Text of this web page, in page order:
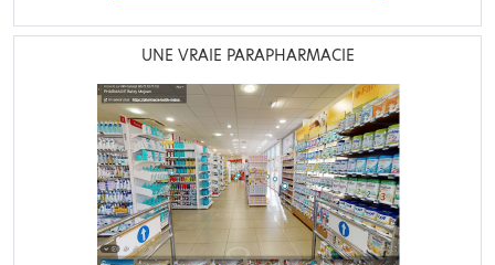
UNE VRAIE PARAPHARMACIE